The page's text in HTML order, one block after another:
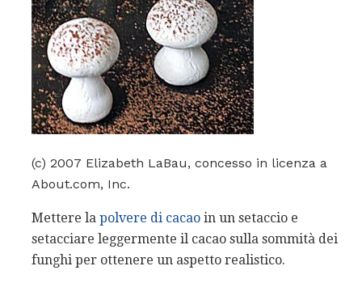
(c) 2007 Elizabeth LaBau, concesso in licenza a
About.com, Inc.
Mettere la polvere di cacao in un setaccio e
setacciare leggermente il cacao sulla sommità dei
funghi per ottenere un aspetto realistico.